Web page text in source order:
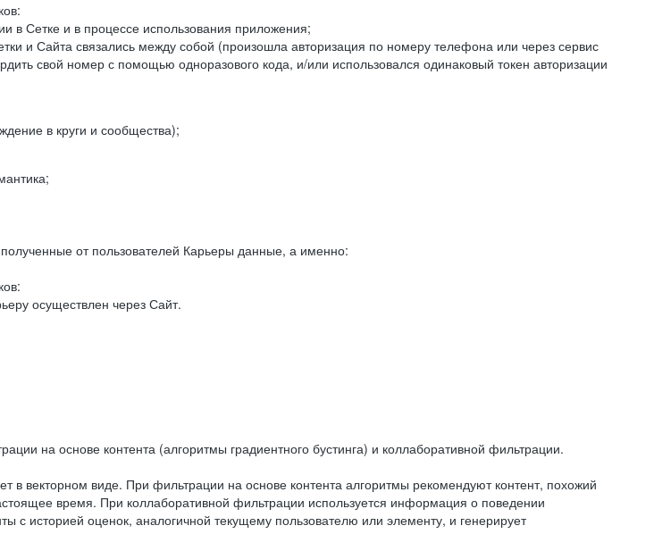
в Сетке и в процессе использования приложения;
и Сайта связались между собой (произошла авторизация по номеру телефона или через сервис
свой номер с помощью одноразового кода, и/или использовался одинаковый токен авторизации
в круги и сообщества);
от пользователей Карьеры данные, а именно:
осуществлен через Сайт.
на основе контента (алгоритмы градиентного бустинга) и коллаборативной фильтрации.
векторном виде. При фильтрации на основе контента алгоритмы рекомендуют контент, похожий
время. При коллаборативной фильтрации используется информация о поведении
с историей оценок, аналогичной текущему пользователю или элементу, и генерирует